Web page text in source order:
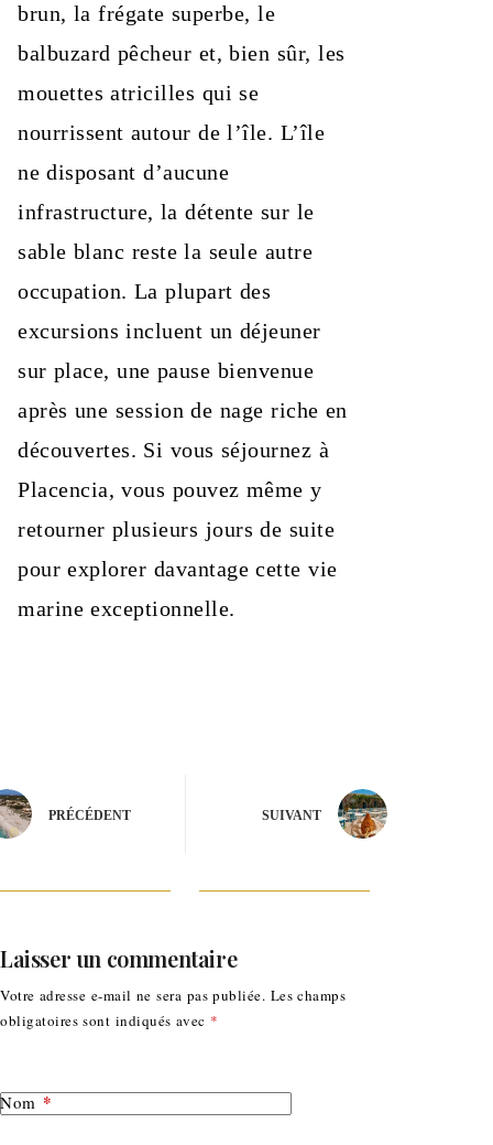
brun, la frégate superbe, le
balbuzard pêcheur et, bien sûr, les
mouettes atricilles qui se
nourrissent autour de l’île. L’île
ne disposant d’aucune
infrastructure, la détente sur le
sable blanc reste la seule autre
occupation. La plupart des
excursions incluent un déjeuner
sur place, une pause bienvenue
après une session de nage riche en
découvertes. Si vous séjournez à
Placencia, vous pouvez même y
retourner plusieurs jours de suite
pour explorer davantage cette vie
marine exceptionnelle.
PRÉCÉDENT SUIVANT
Laisser un commentaire
Votre adresse e-mail ne sera pas publiée. Les champs
obligatoires sont indiqués avec *
Nom *